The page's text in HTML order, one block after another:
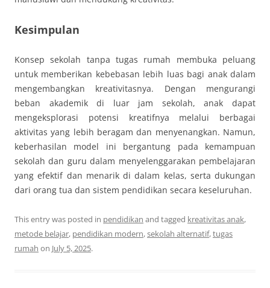
Kesimpulan
Konsep sekolah tanpa tugas rumah membuka peluang
untuk memberikan kebebasan lebih luas bagi anak dalam
mengembangkan kreativitasnya. Dengan mengurangi
beban akademik di luar jam sekolah, anak dapat
mengeksplorasi potensi kreatifnya melalui berbagai
aktivitas yang lebih beragam dan menyenangkan. Namun,
keberhasilan model ini bergantung pada kemampuan
sekolah dan guru dalam menyelenggarakan pembelajaran
yang efektif dan menarik di dalam kelas, serta dukungan
dari orang tua dan sistem pendidikan secara keseluruhan.
This entry was posted in pendidikan and tagged kreativitas anak,
metode belajar, pendidikan modern,sekolah alternatif,tugas
rumah on July 5, 2025.